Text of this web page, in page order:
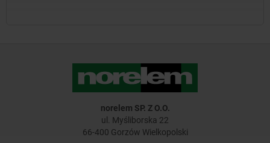
norelem SP. Z O.O.
ul. Myśliborska 22
66-400 Gorzów Wielkopolski